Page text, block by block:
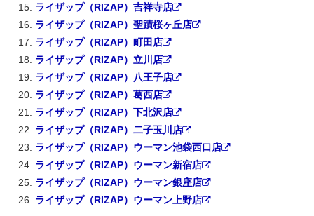
ライザップ（RIZAP）吉祥寺店
ライザップ（RIZAP）聖蹟桜ヶ丘店
ライザップ（RIZAP）町田店
ライザップ（RIZAP）立川店
ライザップ（RIZAP）八王子店
ライザップ（RIZAP）葛西店
ライザップ（RIZAP）下北沢店
ライザップ（RIZAP）二子玉川店
ライザップ（RIZAP）ウーマン池袋西口店
ライザップ（RIZAP）ウーマン新宿店
ライザップ（RIZAP）ウーマン銀座店
ライザップ（RIZAP）ウーマン上野店